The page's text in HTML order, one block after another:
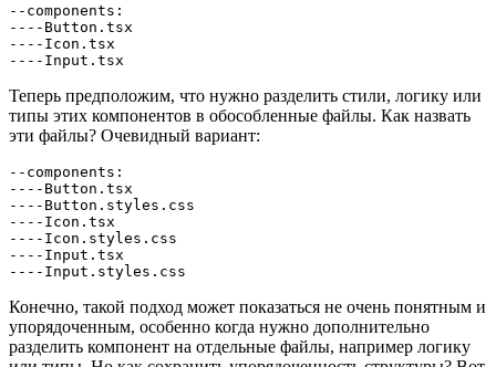
--components:
----Button.tsx
----Icon.tsx
----Input.tsx
Теперь предположим, что нужно разделить стили, логику или
типы этих компонентов в обособленные файлы. Как назвать
эти файлы? Очевидный вариант:
--components:
----Button.tsx
----Button.styles.css
----Icon.tsx
----Icon.styles.css
----Input.tsx
----Input.styles.css
Конечно, такой подход может показаться не очень понятным и
упорядоченным, особенно когда нужно дополнительно
разделить компонент на отдельные файлы, например логику